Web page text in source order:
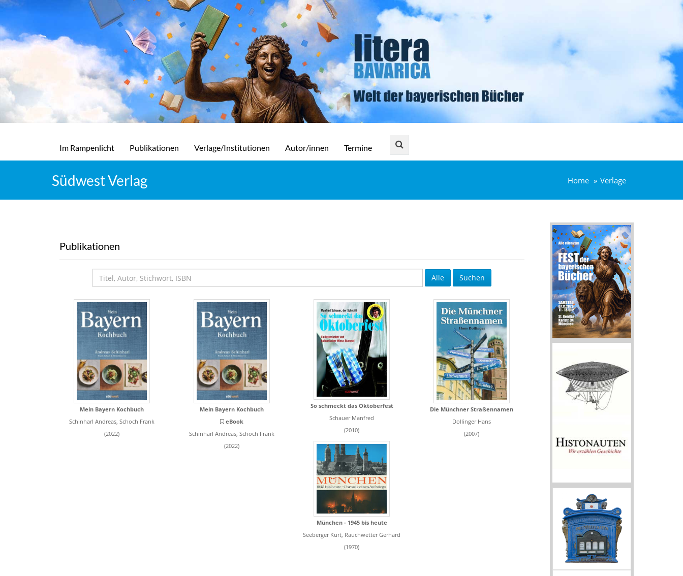
Im Rampenlicht Publikationen Verlage/Institutionen Autor/innen Termine
Südwest Verlag Home Verlage
Publikationen
Alle Suchen
Mein Bayern Kochbuch
Schinharl Andreas, Schoch Frank
(2022)
Mein Bayern Kochbuch
eBook
Schinharl Andreas, Schoch Frank
(2022)
So schmeckt das Oktoberfest
Schauer Manfred
(2010)
Die Münchner Straßennamen
Dollinger Hans
(2007)
München - 1945 bis heute
Seeberger Kurt, Rauchwetter Gerhard
(1970)